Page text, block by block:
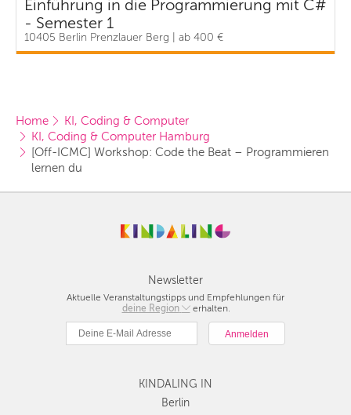
Einführung in die Programmierung mit C#
- Semester 1
10405 Berlin Prenzlauer Berg | ab 400 €
Home
KI, Coding & Computer
KI, Coding & Computer Hamburg
[Off-ICMC] Workshop: Code the Beat – Programmieren
lernen du
Newsletter
Aktuelle Veranstaltungstipps und Empfehlungen für
deine Region
Berlin
München
Hamburg
Köln
Düsseldorf
erhalten.
KINDALING IN
Berlin